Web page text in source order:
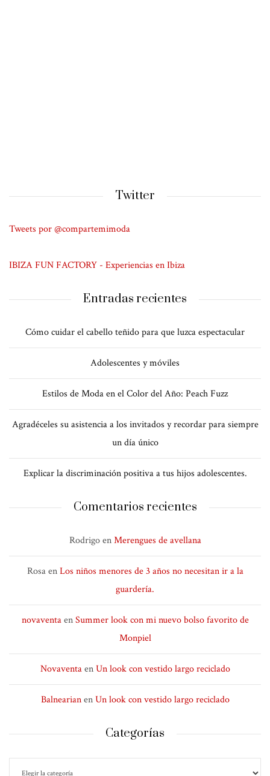
Twitter
Tweets por @compartemimoda
IBIZA FUN FACTORY - Experiencias en Ibiza
Entradas recientes
Cómo cuidar el cabello teñido para que luzca espectacular
Adolescentes y móviles
Estilos de Moda en el Color del Año: Peach Fuzz
Agradéceles su asistencia a los invitados y recordar para siempre
un día único
Explicar la discriminación positiva a tus hijos adolescentes.
Comentarios recientes
RodrigoenMerengues de avellana
RosaenLos niños menores de 3 años no necesitan ir a la
guardería.
novaventaenSummer look con mi nuevo bolso favorito de
Monpiel
NovaventaenUn look con vestido largo reciclado
BalnearianenUn look con vestido largo reciclado
Categorías